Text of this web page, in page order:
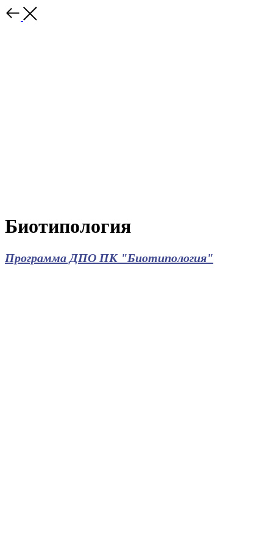
Биотипология
Программа ДПО ПК "Биотипология"